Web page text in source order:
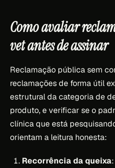
Como avaliar
vet antes de assinar
Reclamação pública sem
reclamações de forma útil
estrutural da categoria de
produto, e verificar se o
clínica que está
orientam a leitura honesta:
Recorrência da queixa